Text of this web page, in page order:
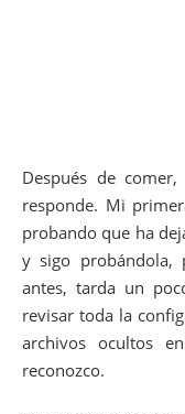
Después de
responde. Mi
probando que ha
y sigo probándola,
antes, tarda un
revisar toda la
archivos ocultos
reconozco.